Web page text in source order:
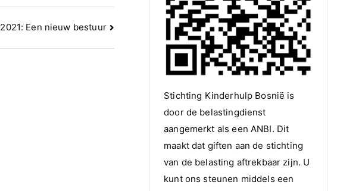
2021: Een nieuw bestuur
Stichting Kinderhulp Bosnië is
door de belastingdienst
aangemerkt als een ANBI. Dit
maakt dat giften aan de stichting
van de belasting aftrekbaar zijn. U
kunt ons steunen middels een